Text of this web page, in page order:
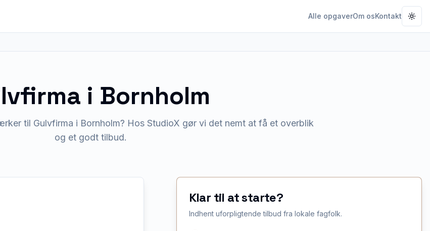
Alle opgaverOm osKontakt
i Bornholm
til Gulvfirma i Bornholm? Hos StudioX gør vi det nemt at få et overblik
og et godt tilbud.
Klar til at starte?
Indhent uforpligtende tilbud fra lokale fagfolk.